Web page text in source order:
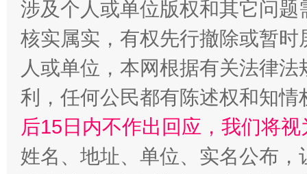
“蜀中异人”王建安的艺术幻境
涉及个人或单位版权和其它问题
核实属实，有权先行撤除或暂
人或单位，本网根据有关法律
利，任何公民都有陈述权和知情
后15日内不作出回应，我们将
姓名、地址、单位、实名公布